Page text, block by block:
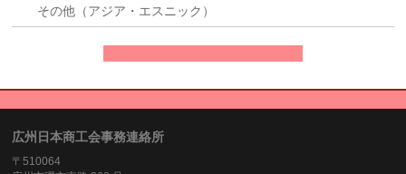
その他（アジア・エスニック）
広州日本商工会事務連絡所
〒510064